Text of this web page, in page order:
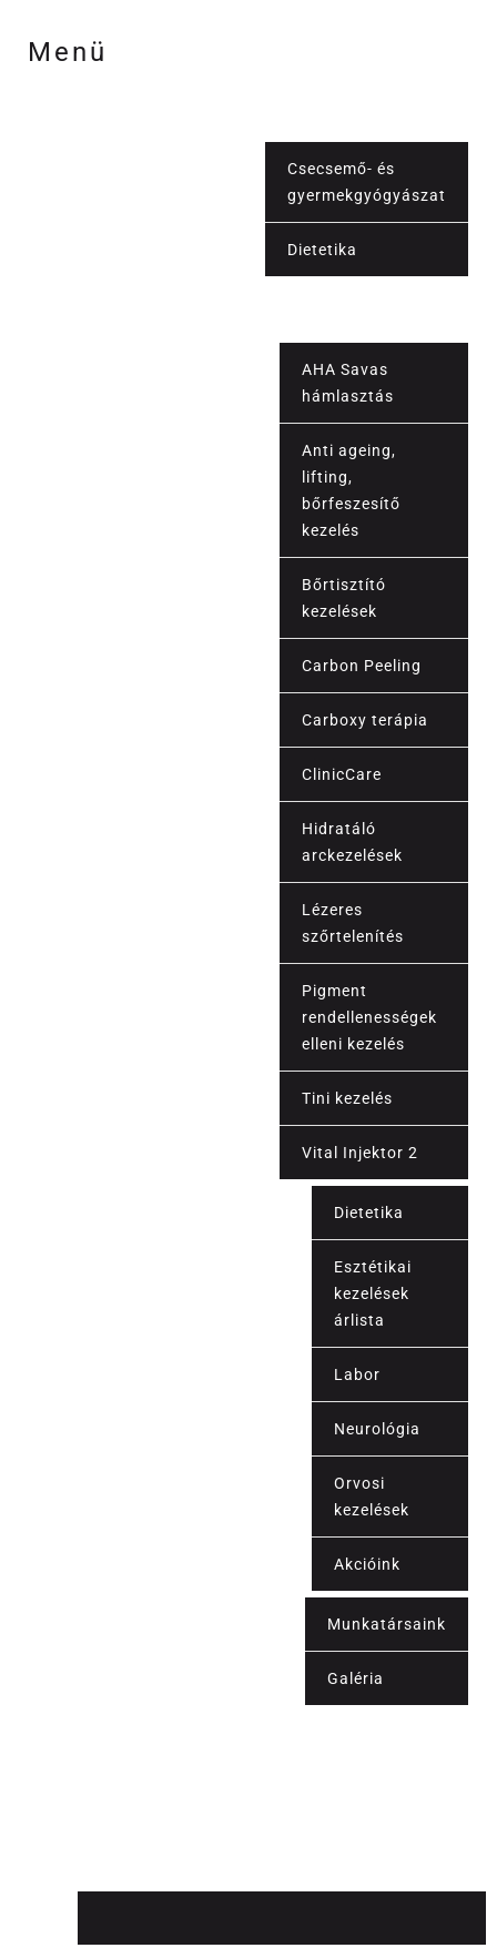
Menü
Csecsemő- és
gyermekgyógyászat
Dietetika
AHA Savas
hámlasztás
Anti ageing,
lifting,
bőrfeszesítő
kezelés
Bőrtisztító
kezelések
Carbon Peeling
Carboxy terápia
ClinicCare
Hidratáló
arckezelések
Lézeres
szőrtelenítés
Pigment
rendellenességek
elleni kezelés
Tini kezelés
Vital Injektor 2
Dietetika
Esztétikai
kezelések
árlista
Labor
Neurológia
Orvosi
kezelések
Akcióink
Munkatársaink
Galéria